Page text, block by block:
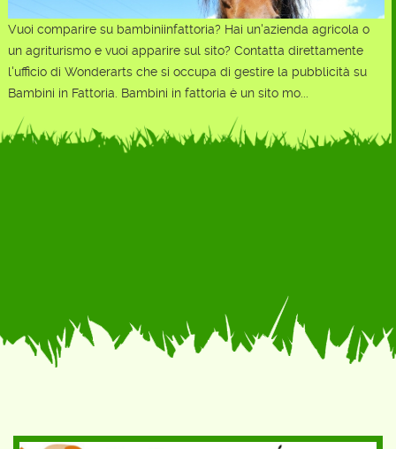
Vuoi comparire su bambiniinfattoria? Hai un'azienda agricola o
un agriturismo e vuoi apparire sul sito? Contatta direttamente
l'ufficio di Wonderarts che si occupa di gestire la pubblicità su
Bambini in Fattoria. Bambini in fattoria è un sito mo...